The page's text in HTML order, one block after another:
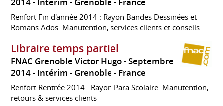
2014 Intérim Grenoble France
Renfort Fin d'année 2014 : Rayon Bandes Dessinées et
Romans Ados. Manutention, services clients et conseils
Libraire temps partiel
FNAC Grenoble Victor Hugo
Septembre
2014 Intérim Grenoble France
Renfort Rentrée 2014 : Rayon Para Scolaire. Manutention,
retours & services clients